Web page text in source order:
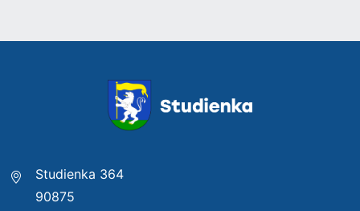
Studienka 364
90875